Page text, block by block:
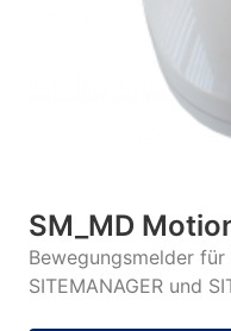
SM_MD
Bewegungsmelder für
SITEMANAGER und